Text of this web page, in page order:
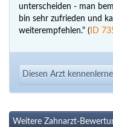
unterscheiden - man
bin sehr zufrieden und
weiterempfehlen." ( ID
Diesen Arzt
Weitere Zahnarzt-